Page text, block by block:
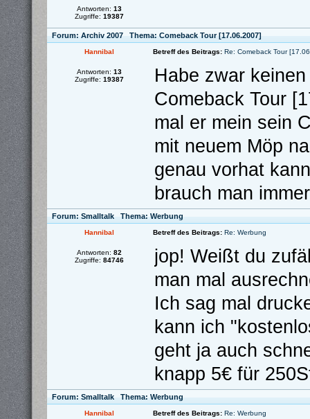
Antworten: 13
Zugriffe: 19387
Forum: Archiv 2007 Thema: Comeback Tour [17.06.2007]
Hannibal Betreff des Beitrags: Re: Comeback Tour
Antworten: 13
Zugriffe: 19387
Habe zwar
Comeback Tour
mal er mein sein
mit neuem Möp
genau vorhat
brauch man
Forum: Smalltalk Thema: Werbung
Hannibal Betreff des Beitrags: Re: Werbung
Antworten: 82
Zugriffe: 84746
jop! Weißt du
man mal
Ich sag mal
kann ich
geht ja auch
knapp 5€ für
Forum: Smalltalk Thema: Werbung
Hannibal Betreff des Beitrags: Re: Werbung